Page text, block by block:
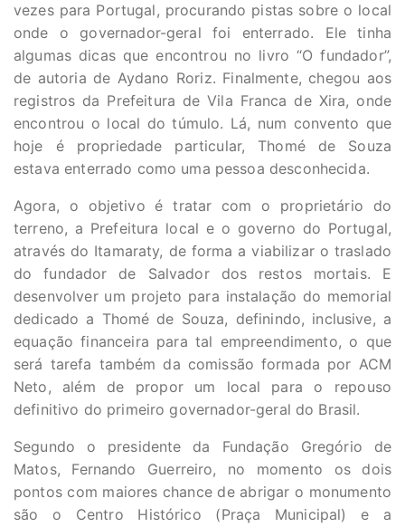
vezes para Portugal, procurando pistas sobre o local
onde o governador-geral foi enterrado. Ele tinha
algumas dicas que encontrou no livro “O fundador”,
de autoria de Aydano Roriz. Finalmente, chegou aos
registros da Prefeitura de Vila Franca de Xira, onde
encontrou o local do túmulo. Lá, num convento que
hoje é propriedade particular, Thomé de Souza
estava enterrado como uma pessoa desconhecida.
Agora, o objetivo é tratar com o proprietário do
terreno, a Prefeitura local e o governo do Portugal,
através do Itamaraty, de forma a viabilizar o traslado
do fundador de Salvador dos restos mortais. E
desenvolver um projeto para instalação do memorial
dedicado a Thomé de Souza, definindo, inclusive, a
equação financeira para tal empreendimento, o que
será tarefa também da comissão formada por ACM
Neto, além de propor um local para o repouso
definitivo do primeiro governador-geral do Brasil.
Segundo o presidente da Fundação Gregório de
Matos, Fernando Guerreiro, no momento os dois
pontos com maiores chance de abrigar o monumento
são o Centro Histórico (Praça Municipal) e a